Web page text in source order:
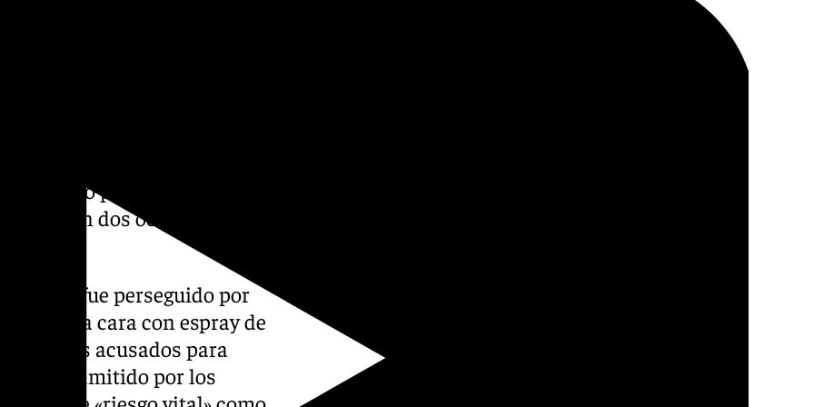
en la otra mano
propinaba golpes
movido por el ánimo de
en dos ocasiones,
fue perseguido por
en la cara con espray de
los acusados para
admitido por los